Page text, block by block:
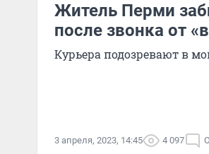
Житель Перми
после звонка от
Курьера подозревают в
3 апреля, 2023, 14:45 4 097